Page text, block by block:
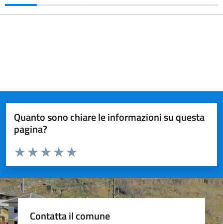
Quanto sono chiare le informazioni su questa
pagina?
Valuta da 1 a 5 stelle la pagina
Valuta 5 stelle su 5
Valuta 4 stelle su 5
Valuta 3 stelle su 5
Valuta 2 stelle su 5
Valuta 1 stelle su 5
Contatta il comune